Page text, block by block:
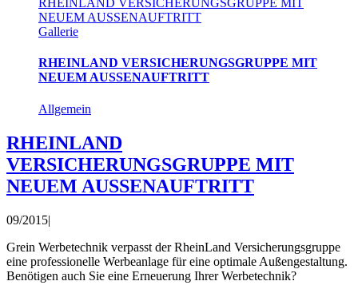
RHEINLAND VERSICHERUNGSGRUPPE MIT
NEUEM AUSSENAUFTRITT
Gallerie
RHEINLAND VERSICHERUNGSGRUPPE MIT
NEUEM AUSSENAUFTRITT
Allgemein
RHEINLAND
VERSICHERUNGSGRUPPE MIT
NEUEM AUSSENAUFTRITT
09/2015|
Grein Werbetechnik verpasst der RheinLand Versicherungsgruppe
eine professionelle Werbeanlage für eine optimale Außengestaltung.
Benötigen auch Sie eine Erneuerung Ihrer Werbetechnik?